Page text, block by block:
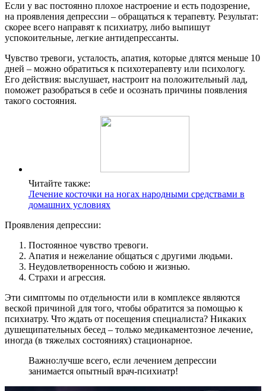
Если у вас постоянно плохое настроение и есть подозрение,
на проявления депрессии – обращаться к терапевту. Результат:
скорее всего направят к психиатру, либо выпишут
успокоительные, легкие антидепрессанты.
Чувство тревоги, усталость, апатия, которые длятся меньше 10
дней – можно обратиться к психотерапевту или психологу.
Его действия: выслушает, настроит на положительный лад,
поможет разобраться в себе и осознать причины появления
такого состояния.
Читайте также:
Лечение косточки на ногах народными средствами в
домашних условиях
Проявления депрессии:
Постоянное чувство тревоги.
Апатия и нежелание общаться с другими людьми.
Неудовлетворенность собою и жизнью.
Страхи и агрессия.
Эти симптомы по отдельности или в комплексе являются
веской причиной для того, чтобы обратится за помощью к
психиатру. Что ждать от посещения специалиста? Никаких
душещипательных бесед – только медикаментозное лечение,
иногда (в тяжелых состояниях) стационарное.
Важно:лучше всего, если лечением депрессии
занимается опытный врач-психиатр!